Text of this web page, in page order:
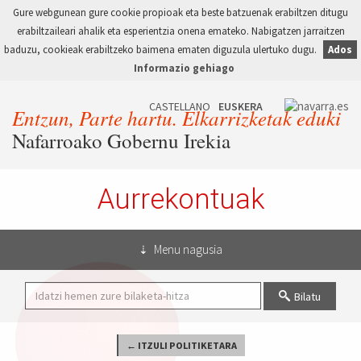
Gure webgunean gure cookie propioak eta beste batzuenak erabiltzen ditugu
erabiltzaileari ahalik eta esperientzia onena emateko. Nabigatzen jarraitzen
baduzu, cookieak erabiltzeko baimena ematen diguzula ulertuko dugu.
Ados
Informazio gehiago
Entzun, Parte hartu. Elkarrizketak eduki
Nafarroako Gobernu Irekia
Aurrekontuak
Menu nagusia
Bilatu
← ITZULI POLITIKETARA